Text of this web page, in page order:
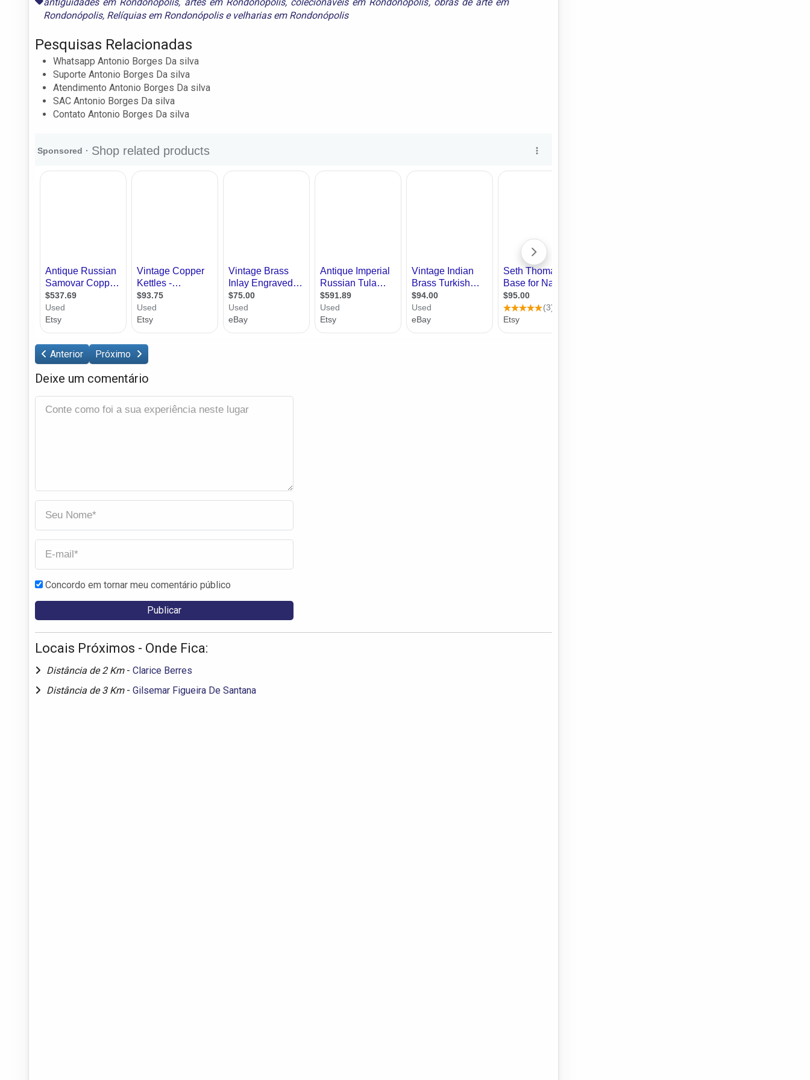
Rondonópolis, Relíquias em Rondonópolise velharias em Rondonópolis
Pesquisas Relacionadas
Whatsapp Antonio Borges Da silva
Suporte Antonio Borges Da silva
Atendimento Antonio Borges Da silva
SAC Antonio Borges Da silva
Contato Antonio Borges Da silva
Anterior Próximo
Deixe um comentário
Concordo em tornar meu comentário público
Locais Próximos - Onde Fica:
Distância de 2 Km - Clarice Berres
Distância de 3 Km - Gilsemar Figueira De Santana